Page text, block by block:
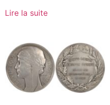
Lire la suite